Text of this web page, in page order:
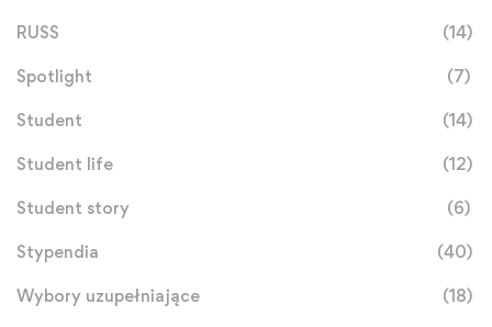
RUSS (14)
Spotlight (7)
Student (14)
Student life (12)
Student story (6)
Stypendia (40)
Wybory uzupełniające (18)